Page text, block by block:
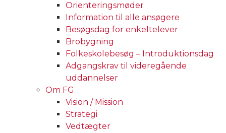
Orienteringsmøder
Information til alle ansøgere
Besøgsdag for enkeltelever
Brobygning
Folkeskolebesøg – Introduktionsdag
Adgangskrav til videregående
uddannelser
Om FG
Vision / Mission
Strategi
Vedtægter